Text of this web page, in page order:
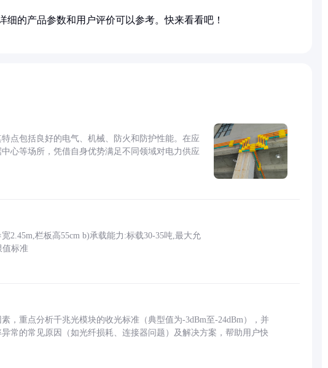
的产品参数和用户评价可以参考。快来看看吧！
点包括良好的电气、机械、防火和防护性能。在应
心等场所，凭借自身优势满足不同领域对电力供应
2.45m,栏板高55cm b)承载能力:标载30-35吨,最大允
值标准
，重点分析千兆光模块的收光标准（典型值为-3dBm至-24dBm），并
常的常见原因（如光纤损耗、连接器问题）及解决方案，帮助用户快